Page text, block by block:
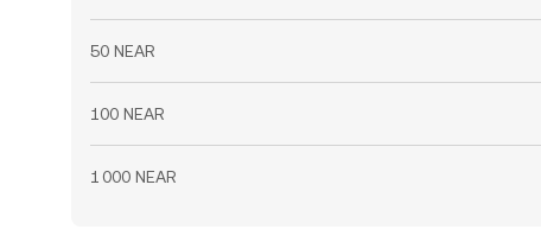
50 NEAR
100 NEAR
1 000 NEAR